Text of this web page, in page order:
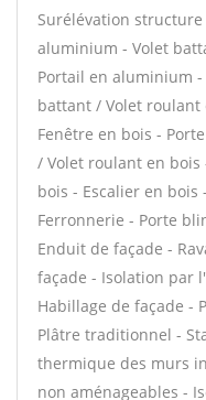
Surélévation
aluminium - Volet
Portail en aluminium -
battant / Volet roulant
Fenêtre en bois -
/ Volet roulant en bois
bois - Escalier en
Ferronnerie - Porte
Enduit de façade -
façade - Isolation par
Habillage de façade -
Plâtre traditionnel -
thermique des murs
non aménageables -